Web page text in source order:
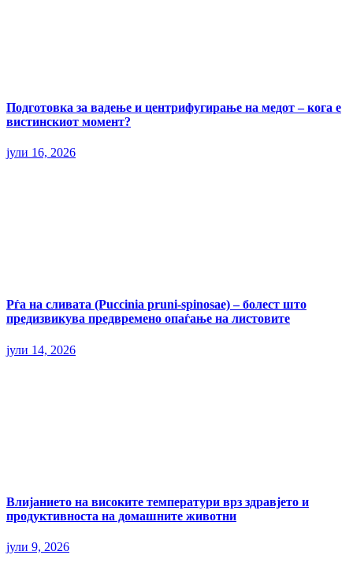
Подготовка за вадење и центрифугирање на медот – кога е
вистинскиот момент?
јули 16, 2026
Рѓа на сливата (Puccinia pruni-spinosae) – болест што
предизвикува предвремено опаѓање на листовите
јули 14, 2026
Влијанието на високите температури врз здравјето и
продуктивноста на домашните животни
јули 9, 2026